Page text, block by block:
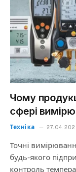
Чому
сфері
Техніка
Точні
будь-якого
контроль